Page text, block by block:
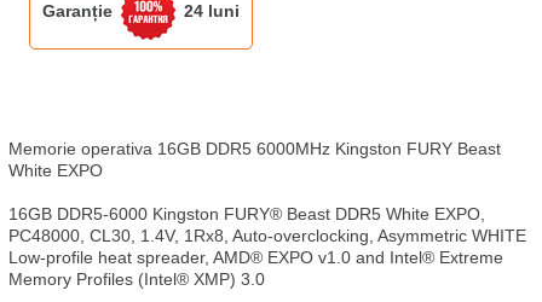
Garanție 24 luni
Memorie operativa 16GB DDR5 6000MHz Kingston FURY Beast
White EXPO
16GB DDR5-6000 Kingston FURY® Beast DDR5 White EXPO,
PC48000, CL30, 1.4V, 1Rx8, Auto-overclocking, Asymmetric WHITE
Low-profile heat spreader, AMD® EXPO v1.0 and Intel® Extreme
Memory Profiles (Intel® XMP) 3.0